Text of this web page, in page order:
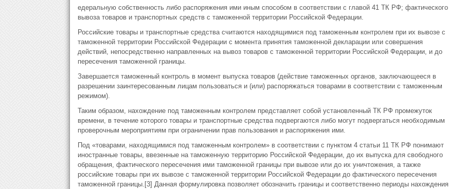
едеральную собственность либо распоряжения ими иным способом в соответствии с главой 41 ТК РФ; фактического
вывоза товаров и транспортных средств с таможенной территории Российской Федерации.
Российские товары и транспортные средства считаются находящимися под таможенным контролем при их вывозе с
таможенной территории Российской Федерации с момента принятия таможенной декларации или совершения
действий, непосредственно направленных на вывоз товаров с таможенной территории Российской Федерации, и до
пересечения таможенной границы.
Завершается таможенный контроль в момент выпуска товаров (действие таможенных органов, заключающееся в
разрешении заинтересованным лицам пользоваться и (или) распоряжаться товарами в соответствии с таможенным
режимом).
Таким образом, нахождение под таможенным контролем представляет собой установленный ТК РФ промежуток
времени, в течение которого товары и транспортные средства подвергаются либо могут подвергаться необходимым
проверочным мероприятиям при ограничении прав пользования и распоряжения ими.
Под «товарами, находящимися под таможенным контролем» в соответствии с пунктом 4 статьи 11 ТК РФ понимают
иностранные товары, ввезенные на таможенную территорию Российской Федерации, до их выпуска для свободного
обращения, фактического пересечения ими таможенной границы при вывозе или до их уничтожения, а также
российские товары при их вывозе с таможенной территории Российской Федерации до фактического пересечения
таможенной границы.[3] Данная формулировка позволяет обозначить границы и соответственно периоды нахождения